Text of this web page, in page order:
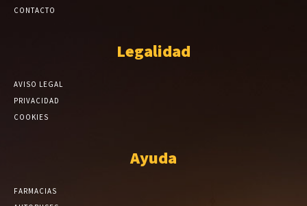
CONTACTO
Legalidad
AVISO LEGAL
PRIVACIDAD
COOKIES
Ayuda
FARMACIAS